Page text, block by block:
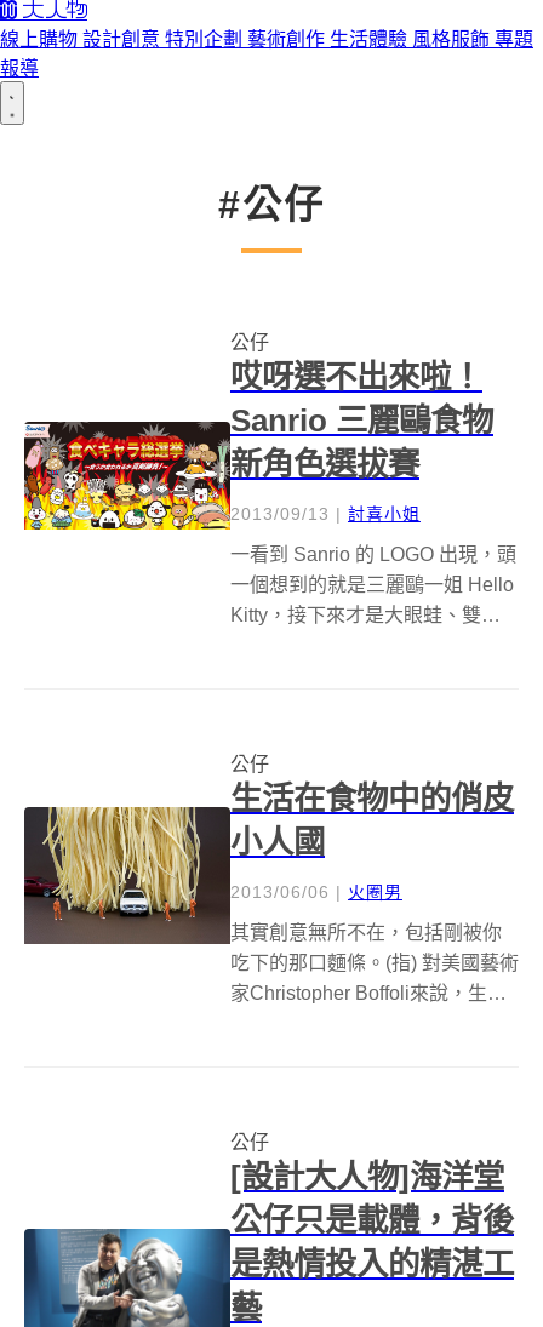
線上購物 設計創意 特別企劃 藝術創作 生活體驗 風格服飾 專題
報導
#公仔
公仔
哎呀選不出來啦！
Sanrio 三麗鷗食物
新角色選拔賽
2013/09/13 | 討喜小姐
一看到 Sanrio 的 LOGO 出現，頭
一個想到的就是三麗鷗一姐 Hello
Kitty，接下來才是大眼蛙、雙子
點不一樣的方...
公仔
生活在食物中的俏皮
小人國
2013/06/06 | 火圈男
其實創意無所不在，包括剛被你
吃下的那口麵條。(指) 對美國藝術
家Christopher Boffoli來說，生活
「Big App...
公仔
[設計大人物]海洋堂
公仔只是載體，背後
是熱情投入的精湛工
藝